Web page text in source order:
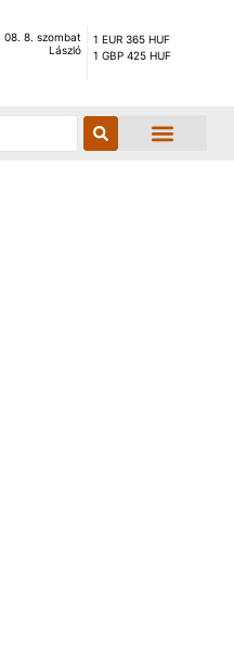
08. 8. szombat
László
1 EUR 365 HUF
1 GBP 425 HUF